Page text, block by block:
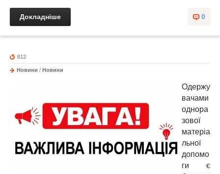
0
Докладніше
812
Новини / Новини
Одержу
вачами
однора
зової
матеріа
льної
допомо
ги є